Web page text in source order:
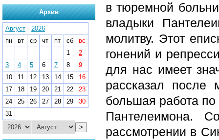
в тюремной
владыки
молитву. Этот
гонений и
для нас имеет
рассказал после
большая работа
Пантелеимона.
рассмотрении в
Архив
Август - 2026
пн
вт ср чт пт сб
вс
1
2
3
4 5 6 7 8
9
10
11 12 13 14 15
16
17
18 19 20 21 22
23
24
25 26 27 28 29
30
31
>